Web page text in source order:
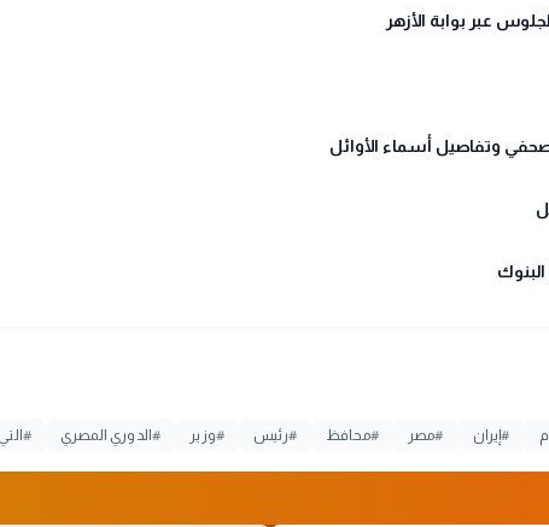
#إيران #مصر #محافظ #رئيس #وزير #الدوري المصري # التي